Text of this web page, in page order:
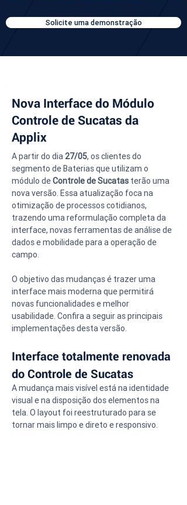
Solicite uma demonstração
Nova Interface do Módulo
Controle de Sucatas da
Applix
A partir do dia 27/05, os clientes do
segmento de Baterias que utilizam o
módulo de Controle de Sucatas terão uma
nova versão. Essa atualização foca na
otimização de processos cotidianos,
trazendo uma reformulação completa da
interface, novas ferramentas de análise de
dados e mobilidade para a operação de
campo.
O objetivo das mudanças é trazer uma
interface mais moderna que permitirá
novas funcionalidades e melhor
usabilidade. Confira a seguir as principais
implementações desta versão.
Interface totalmente renovada
do Controle de Sucatas
A mudança mais visível está na identidade
visual e na disposição dos elementos na
tela. O layout foi reestruturado para se
tornar mais limpo e direto e responsivo.